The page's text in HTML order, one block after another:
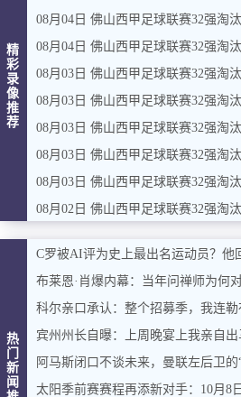
精
彩
录
像
推
荐
热
门
新
闻
C罗被AI评为史上最出名运动员？他
科尔亲口承认：整个招募季，我连
阿马斯闭口不谈未来，曼联左后卫的